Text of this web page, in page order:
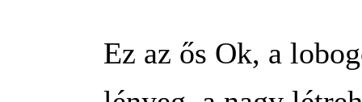
Ez az ős Ok, a